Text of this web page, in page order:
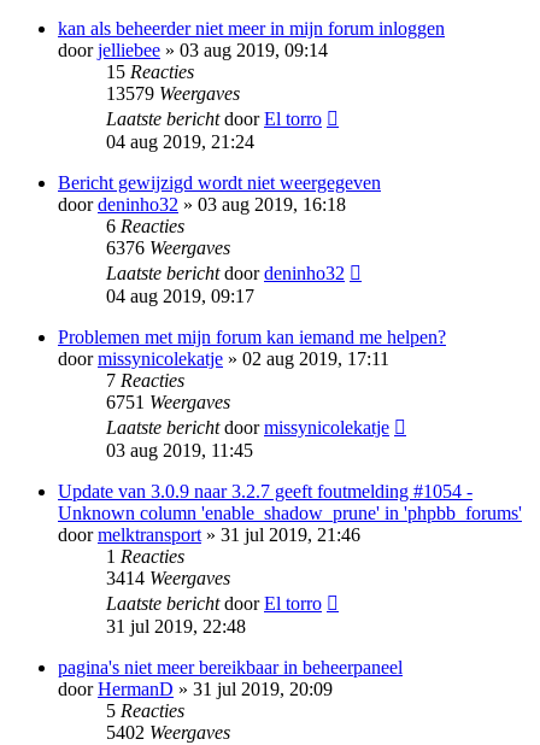
kan als beheerder niet meer in mijn forum inloggen
doorjelliebee » 03 aug 2019, 09:14
15 Reacties
13579 Weergaves
Laatste berichtdoorEl torro
04 aug 2019, 21:24
Bericht gewijzigd wordt niet weergegeven
doordeninho32 » 03 aug 2019, 16:18
6 Reacties
6376 Weergaves
Laatste berichtdoordeninho32
04 aug 2019, 09:17
Problemen met mijn forum kan iemand me helpen?
doormissynicolekatje » 02 aug 2019, 17:11
7 Reacties
6751 Weergaves
Laatste berichtdoormissynicolekatje
03 aug 2019, 11:45
Update van 3.0.9 naar 3.2.7 geeft foutmelding #1054 -
Unknown column 'enable_shadow_prune' in 'phpbb_forums'
doormelktransport» 31 jul 2019, 21:46
1 Reacties
3414 Weergaves
Laatste berichtdoorEl torro
31 jul 2019, 22:48
pagina's niet meer bereikbaar in beheerpaneel
doorHermanD » 31 jul 2019, 20:09
5 Reacties
5402 Weergaves